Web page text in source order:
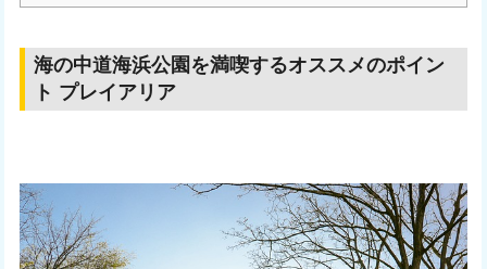
海の中道海浜公園を満喫するオススメのポイン
ト プレイアリア